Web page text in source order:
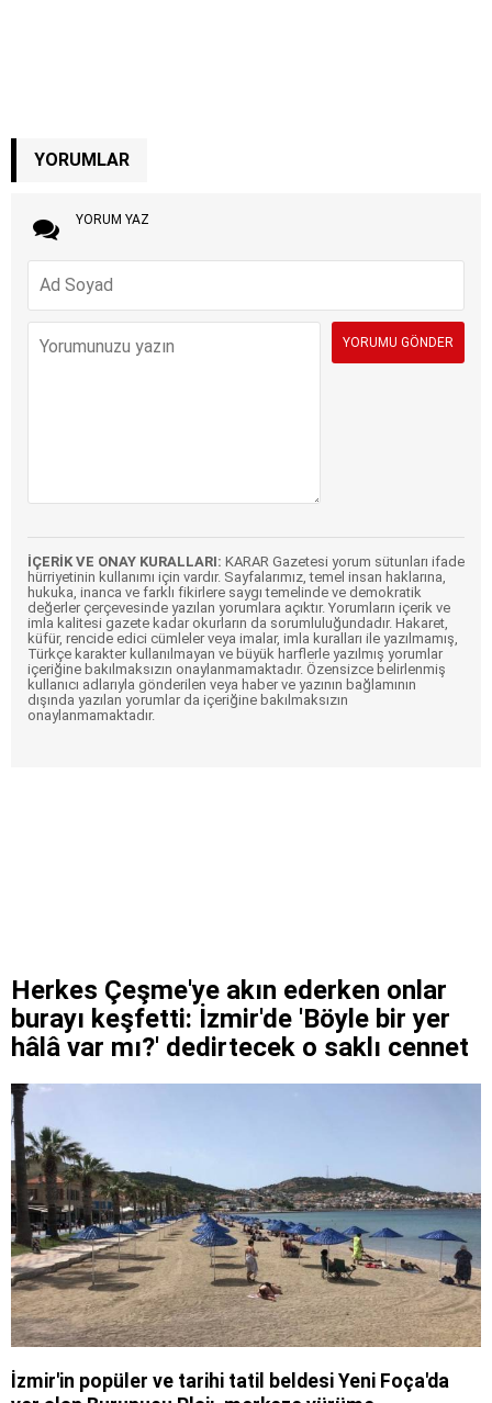
YORUMLAR
YORUM YAZ
İÇERİK VE ONAY KURALLARI: KARAR Gazetesi yorum sütunları ifade
hürriyetinin kullanımı için vardır. Sayfalarımız, temel insan haklarına,
hukuka, inanca ve farklı fikirlere saygı temelinde ve demokratik
değerler çerçevesinde yazılan yorumlara açıktır. Yorumların içerik ve
imla kalitesi gazete kadar okurların da sorumluluğundadır. Hakaret,
küfür, rencide edici cümleler veya imalar, imla kuralları ile yazılmamış,
Türkçe karakter kullanılmayan ve büyük harflerle yazılmış yorumlar
içeriğine bakılmaksızın onaylanmamaktadır. Özensizce belirlenmiş
kullanıcı adlarıyla gönderilen veya haber ve yazının bağlamının
dışında yazılan yorumlar da içeriğine bakılmaksızın
onaylanmamaktadır.
Herkes Çeşme'ye akın ederken onlar
burayı keşfetti: İzmir'de 'Böyle bir yer
hâlâ var mı?' dedirtecek o saklı cennet
İzmir'in popüler ve tarihi tatil beldesi Yeni Foça'da